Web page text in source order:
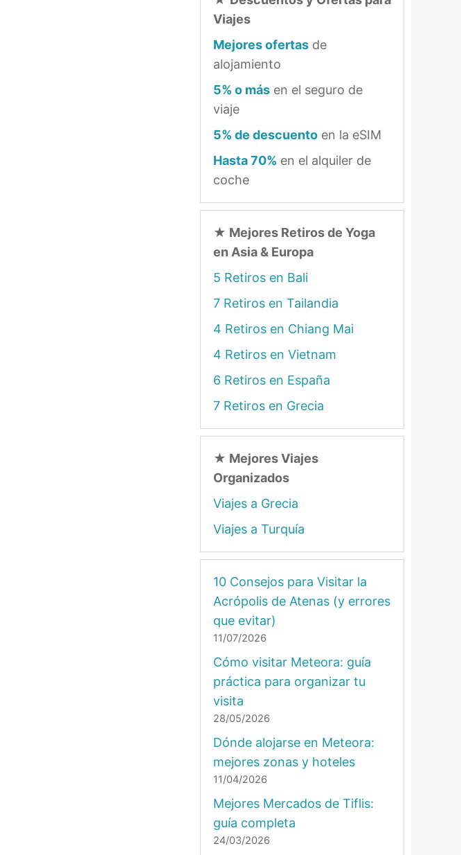
Viajes
Mejores ofertas de
alojamiento
5% o más en el seguro de
viaje
5% de descuento en la eSIM
Hasta 70% en el alquiler de
coche
★ Mejores Retiros de Yoga
en Asia & Europa
5 Retiros en Bali
7 Retiros en Tailandia
4 Retiros en Chiang Mai
4 Retiros en Vietnam
6 Retiros en España
7 Retiros en Grecia
★ Mejores Viajes
Organizados
Viajes a Grecia
Viajes a Turquía
10 Consejos para Visitar la
Acrópolis de Atenas (y errores
que evitar)
11/07/2026
Cómo visitar Meteora: guía
práctica para organizar tu
visita
28/05/2026
Dónde alojarse en Meteora:
mejores zonas y hoteles
11/04/2026
Mejores Mercados de Tiflis:
guía completa
24/03/2026